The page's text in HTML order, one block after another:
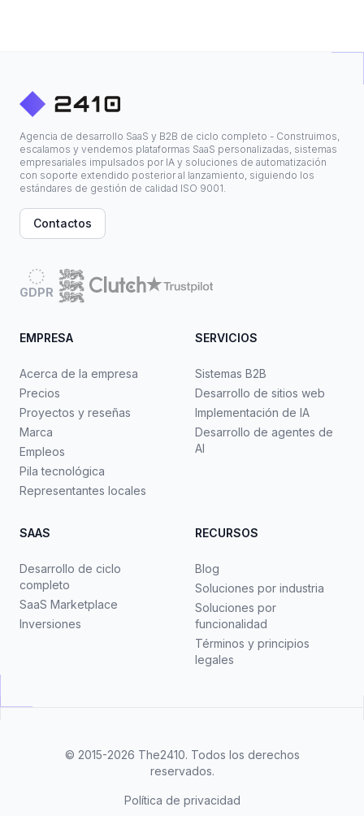
Agencia de desarrollo SaaS y B2B de ciclo completo - Construimos,
escalamos y vendemos plataformas SaaS personalizadas, sistemas
empresariales impulsados por IA y soluciones de automatización
con soporte extendido posterior al lanzamiento, siguiendo los
estándares de gestión de calidad ISO 9001.
Contactos
GDPR
EMPRESA
Acerca de la empresa
Precios
Proyectos y reseñas
Marca
Empleos
Pila tecnológica
Representantes locales
SERVICIOS
Sistemas B2B
Desarrollo de sitios web
Implementación de IA
Desarrollo de agentes de
AI
SAAS
Desarrollo de ciclo
completo
SaaS Marketplace
Inversiones
RECURSOS
Blog
Soluciones por industria
Soluciones por
funcionalidad
Términos y principios
legales
© 2015-2026 The2410. Todos los derechos
reservados.
Política de privacidad